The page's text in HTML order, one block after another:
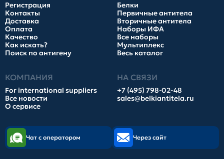
Регистрация
Контакты
Доставка
Оплата
Качество
Как искать?
Поиск по антигену
Белки
Первичные антитела
Вторичные антитела
Наборы ИФА
Все наборы
Мультиплекс
Весь каталог
КОМПАНИЯ
For international suppliers
Все новости
О сервисе
НА СВЯЗИ
+7 (495) 798-02-48
sales@belkiantitela.ru
Чат с оператором Через сайт